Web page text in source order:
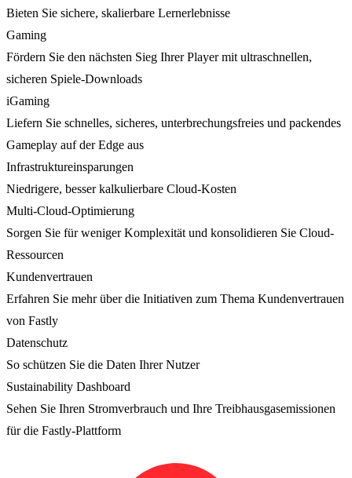
Bieten Sie sichere, skalierbare Lernerlebnisse
Gaming
Fördern Sie den nächsten Sieg Ihrer Player mit ultraschnellen,
sicheren Spiele-Downloads
iGaming
Liefern Sie schnelles, sicheres, unterbrechungsfreies und packendes
Gameplay auf der Edge aus
Infrastruktureinsparungen
Niedrigere, besser kalkulierbare Cloud-Kosten
Multi-Cloud-Optimierung
Sorgen Sie für weniger Komplexität und konsolidieren Sie Cloud-
Ressourcen
Kundenvertrauen
Erfahren Sie mehr über die Initiativen zum Thema Kundenvertrauen
von Fastly
Datenschutz
So schützen Sie die Daten Ihrer Nutzer
Sustainability Dashboard
Sehen Sie Ihren Stromverbrauch und Ihre Treibhausgasemissionen
für die Fastly-Plattform